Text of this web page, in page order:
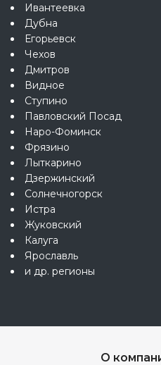
Ивантеевка
Дубна
Егорьевск
Чехов
Дмитров
Видное
Ступино
Павловский Посад
Наро-Фоминск
Фрязино
Лыткарино
Дзержинский
Солнечногорск
Истра
Жуковский
Калуга
Ярославль
и др. регионы
О